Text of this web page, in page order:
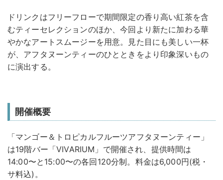
ドリンクはフリーフローで期間限定の香り高い紅茶を含
むティーセレクションのほか、今回より新たに加わる華
やかなアートスムージーを用意。見た目にも美しい一杯
が、アフタヌーンティーのひとときをより印象深いもの
に演出する。
開催概要
「マンゴー＆トロピカルフルーツアフタヌーンティー」
は19階バー「VIVARIUM」で開催され、提供時間は
14:00〜と15:00〜の各回120分制。料金は6,000円(税・
サ料込)。